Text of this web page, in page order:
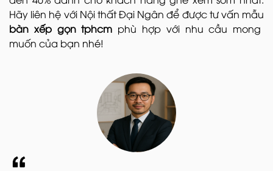
Hãy liên hệ với Nội thất Đại Ngân để được tư vấn mẫu
bàn xếp gọn tphcm phù hợp với nhu cầu mong
muốn của bạn nhé!